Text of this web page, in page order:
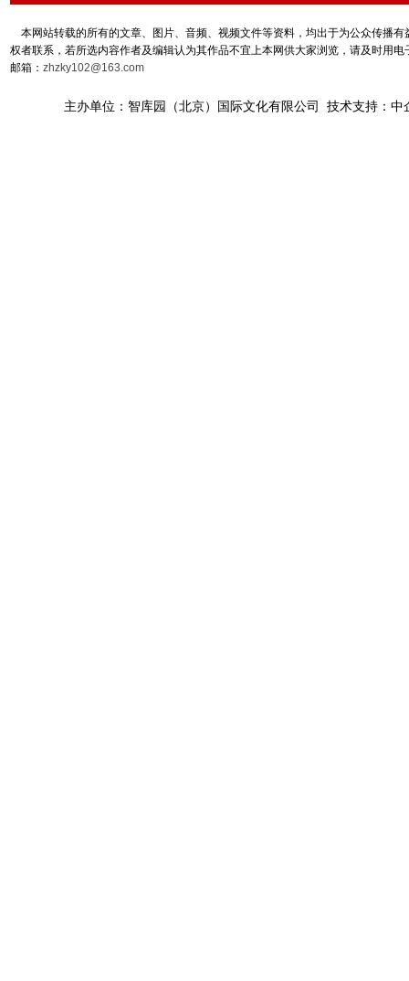
本网站转载的所有的文章、图片、音频、视频文件等资料，均出于为公众传播
权者联系，若所选内容作者及编辑认为其作品不宜上本网供大家浏览，请及时用
邮箱： zhzky102@163.com
主办单位：智库园（北京）国际文化有限公司 技术支持：